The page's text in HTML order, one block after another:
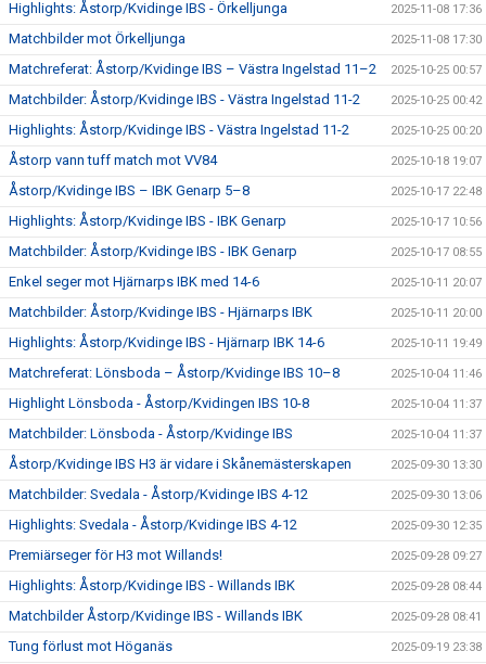
Highlights: Åstorp/Kvidinge IBS - Örkelljunga 2025-11-08 17:36
Matchbilder mot Örkelljunga 2025-11-08 17:30
Matchreferat: Åstorp/Kvidinge IBS – Västra Ingelstad 11–2 2025-10-25 00:57
Matchbilder: Åstorp/Kvidinge IBS - Västra Ingelstad 11-2 2025-10-25 00:42
Highlights: Åstorp/Kvidinge IBS - Västra Ingelstad 11-2 2025-10-25 00:20
Åstorp vann tuff match mot VV84 2025-10-18 19:07
Åstorp/Kvidinge IBS – IBK Genarp 5–8 2025-10-17 22:48
Highlights: Åstorp/Kvidinge IBS - IBK Genarp 2025-10-17 10:56
Matchbilder: Åstorp/Kvidinge IBS - IBK Genarp 2025-10-17 08:55
Enkel seger mot Hjärnarps IBK med 14-6 2025-10-11 20:07
Matchbilder: Åstorp/Kvidinge IBS - Hjärnarps IBK 2025-10-11 20:00
Highlights: Åstorp/Kvidinge IBS - Hjärnarp IBK 14-6 2025-10-11 19:49
Matchreferat: Lönsboda – Åstorp/Kvidinge IBS 10–8 2025-10-04 11:46
Highlight Lönsboda - Åstorp/Kvidingen IBS 10-8 2025-10-04 11:37
Matchbilder: Lönsboda - Åstorp/Kvidinge IBS 2025-10-04 11:37
Åstorp/Kvidinge IBS H3 är vidare i Skånemästerskapen 2025-09-30 13:30
Matchbilder: Svedala - Åstorp/Kvidinge IBS 4-12 2025-09-30 13:06
Highlights: Svedala - Åstorp/Kvidinge IBS 4-12 2025-09-30 12:35
Premiärseger för H3 mot Willands! 2025-09-28 09:27
Highlights: Åstorp/Kvidinge IBS - Willands IBK 2025-09-28 08:44
Matchbilder Åstorp/Kvidinge IBS - Willands IBK 2025-09-28 08:41
Tung förlust mot Höganäs 2025-09-19 23:38